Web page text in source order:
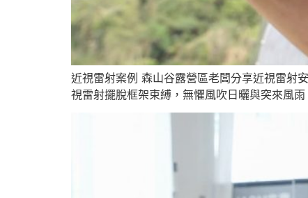
近視雷射案例 森山谷露營區老闆分享近視雷射
視雷射擺脫框架束縛，無懼風吹日曬與突來風